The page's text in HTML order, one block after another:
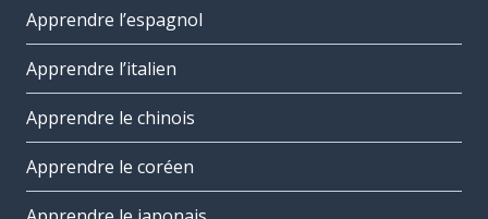
Apprendre l’espagnol
Apprendre l’italien
Apprendre le chinois
Apprendre le coréen